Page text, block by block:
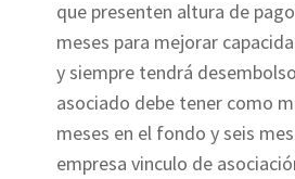
que presenten altura de
meses para mejorar
y siempre tendrá
asociado debe tener como
meses en el fondo y seis
empresa vinculo de